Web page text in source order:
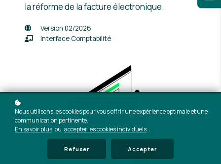
la réforme de la facture électronique.
Version 02/2026
Interface Comptabilité
Nous utilisons les cookies pour vous offrir une expérience optimale et une
communication pertinente.
En savoir plus ou accepter les cookies individuels .
Refuser Accepter